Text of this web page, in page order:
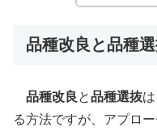
品種改良と品種
品種改良 と品種選抜
る方法ですが、アプロー